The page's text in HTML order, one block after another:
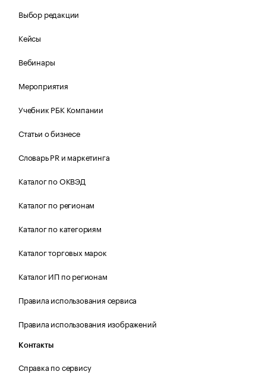
Выбор редакции
Кейсы
Вебинары
Мероприятия
Учебник РБК Компании
Статьи о бизнесе
Словарь PR и маркетинга
Каталог по ОКВЭД
Каталог по регионам
Каталог по категориям
Каталог торговых марок
Каталог ИП по регионам
Правила использования сервиса
Правила использования изображений
Контакты
Справка по сервису